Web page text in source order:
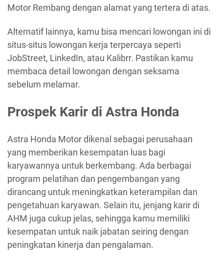
Motor Rembang dengan alamat yang tertera di atas.
Alternatif lainnya, kamu bisa mencari lowongan ini di
situs-situs lowongan kerja terpercaya seperti
JobStreet, LinkedIn, atau Kalibrr. Pastikan kamu
membaca detail lowongan dengan seksama
sebelum melamar.
Prospek Karir di Astra Honda
Astra Honda Motor dikenal sebagai perusahaan
yang memberikan kesempatan luas bagi
karyawannya untuk berkembang. Ada berbagai
program pelatihan dan pengembangan yang
dirancang untuk meningkatkan keterampilan dan
pengetahuan karyawan. Selain itu, jenjang karir di
AHM juga cukup jelas, sehingga kamu memiliki
kesempatan untuk naik jabatan seiring dengan
peningkatan kinerja dan pengalaman.